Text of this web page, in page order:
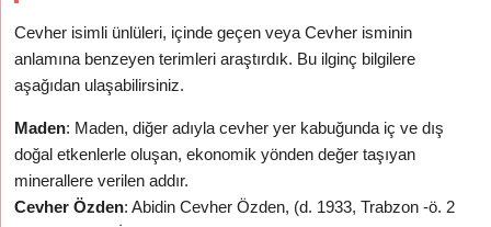
Cevher isimli ünlüleri, içinde geçen veya Cevher isminin
anlamına benzeyen terimleri araştırdık. Bu ilginç bilgilere
aşağıdan ulaşabilirsiniz.
Maden: Maden, diğer adıyla cevher yer kabuğunda iç ve dış
doğal etkenlerle oluşan, ekonomik yönden değer taşıyan
minerallere verilen addır.
Cevher Özden: Abidin Cevher Özden, (d. 1933, Trabzon -ö. 2